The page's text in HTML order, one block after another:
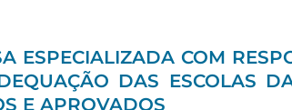
ESPECIALIZADA COM
DAS ESCOLAS
E APROVADOS